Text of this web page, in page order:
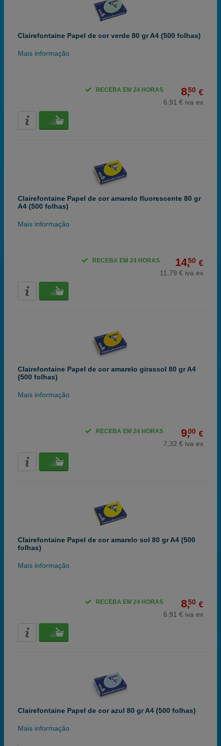
Clairefontaine Papel de cor verde 80 gr A4 (500 folhas)
Mais informação
8,50 €
6,91 € iva ex
RECEBA EM 24 HORAS
Clairefontaine Papel de cor amarelo fluorescente 80 gr
A4 (500 folhas)
Mais informação
14,50 €
11,79 € iva ex
RECEBA EM 24 HORAS
Clairefontaine Papel de cor amarelo girassol 80 gr A4
(500 folhas)
Mais informação
9,00 €
7,32 € iva ex
RECEBA EM 24 HORAS
Clairefontaine Papel de cor amarelo sol 80 gr A4 (500
folhas)
Mais informação
8,50 €
6,91 € iva ex
RECEBA EM 24 HORAS
Clairefontaine Papel de cor azul 80 gr A4 (500 folhas)
Mais informação